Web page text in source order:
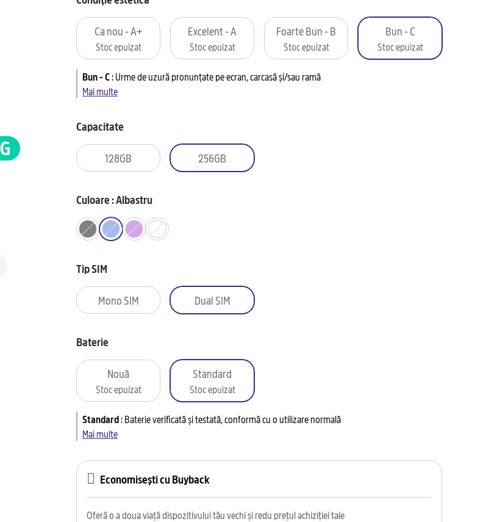
Ca nou - A+
Stoc epuizat
Excelent - A
Stoc epuizat
Foarte Bun - B
Stoc epuizat
Bun - C
Stoc epuizat
Bun - C:Urme de uzură pronunțate pe ecran, carcasă și/sau ramă
Mai multe
Capacitate
128GB 256GB
Culoare : Albastru
Tip SIM
Mono SIM Dual SIM
Baterie
Nouă
Stoc epuizat
Standard
Stoc epuizat
Standard:Baterie verificată și testată, conformă cu o utilizare normală
Mai multe
Economisești cu Buyback
Oferă o a doua viață dispozitivului tău vechi și redu prețul achiziției tale